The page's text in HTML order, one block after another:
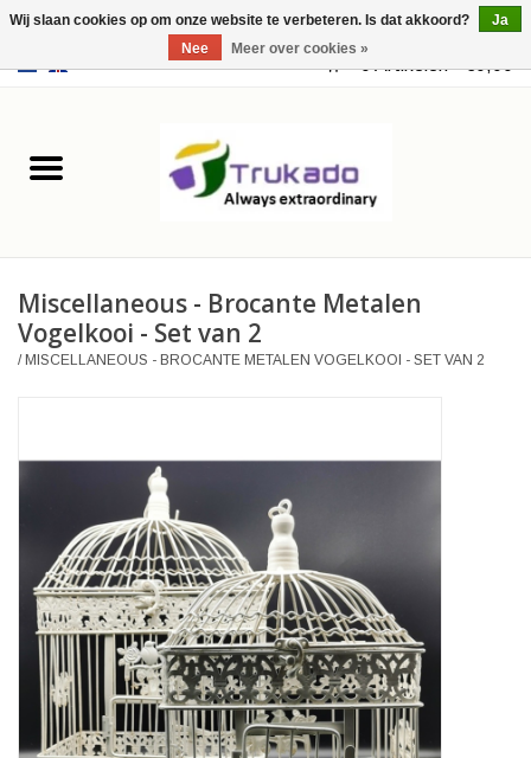
USD 0 Artikelen - €0,00
Leer
Merchandise
Veronese Design
Giftware & Lifestyle &
Collectables
Bezoek ons
Miscellaneous - Brocante Metalen
Vogelkooi - Set van 2
/MISCELLANEOUS - BROCANTE METALEN VOGELKOOI - SET VAN 2
Wij slaan cookies op om onze website te verbeteren. Is dat akkoord?
Ja
Nee
Meer over cookies »